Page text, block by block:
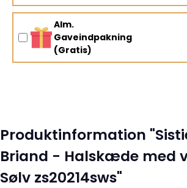
Alm.
Gaveindpakning
(Gratis)
Produktinformation
Briand - Halskæde med
Sølv zs20214sws"